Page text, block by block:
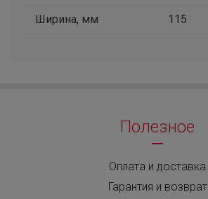
Ширина, мм 115
Полезное
Оплата и доставка
Гарантия и возврат